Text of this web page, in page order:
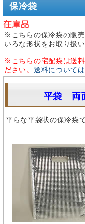
保冷袋
※こちらの保冷袋の販
いろな形状をお取り扱
※こちらの宅配袋は送
ださい。 送料について
平袋 両
平らな平袋状の保冷袋